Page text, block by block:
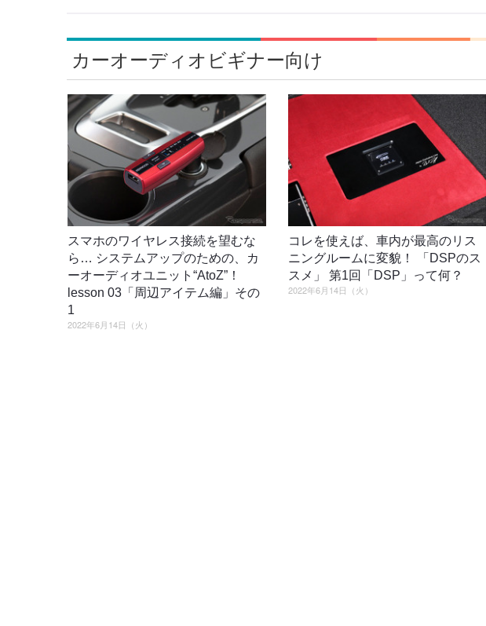
カーオーディオビギナー向け
スマホのワイヤレス接続を望むな
ら… システムアップのための、カ
ーオーディオユニット“AtoZ”！
lesson 03「周辺アイテム編」その
1
2022年6月14日（火）
コレを使えば、車内が最高のリス
ニングルームに変貌！ 「DSPのス
スメ」 第1回「DSP」って何？
2022年6月14日（火）